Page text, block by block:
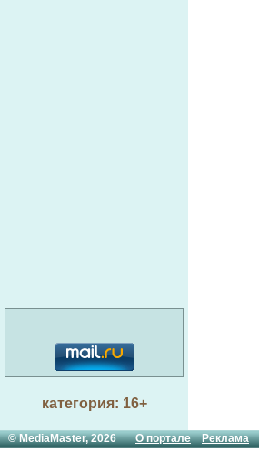
категория: 16+
© MediaMaster, 2026О портале Реклама